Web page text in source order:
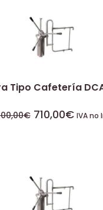
Tipo Cafetería
€ 710,00€ IVA no